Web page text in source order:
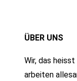
ÜBER UNS
Wir, das
arbeiten